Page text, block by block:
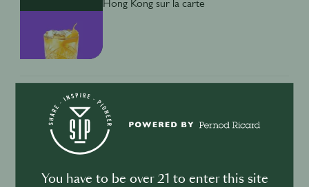
Hong Kong sur la carte
5 Féministes aux cocktails célèbres
You have to be over 21 to enter this site